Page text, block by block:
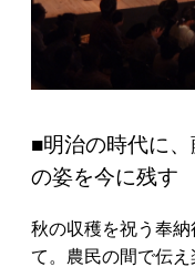
■明治の時代に
の姿を今に残す
秋の収穫を祝う奉
て。農民の間で伝え